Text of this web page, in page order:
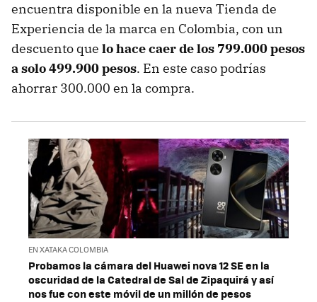
encuentra disponible en la nueva Tienda de
Experiencia de la marca en Colombia, con un
descuento que lo hace caer de los 799.000 pesos
a solo 499.900 pesos. En este caso podrías
ahorrar 300.000 en la compra.
EN XATAKA COLOMBIA
Probamos la cámara del Huawei nova 12 SE en la
oscuridad de la Catedral de Sal de Zipaquirá y así
nos fue con este móvil de un millón de pesos